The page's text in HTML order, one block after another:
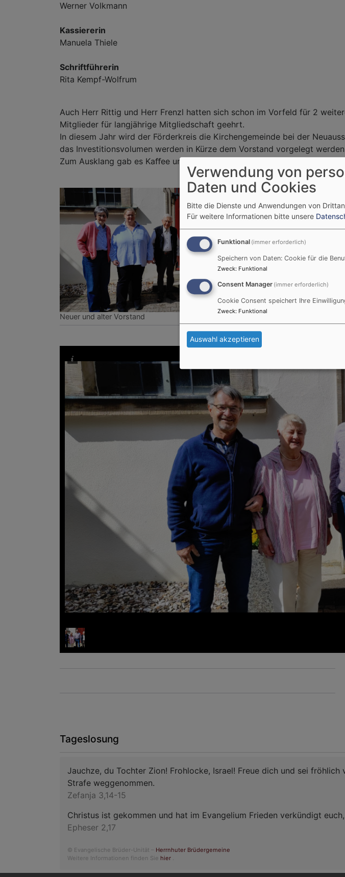
Werner Volkmann
Kassiererin
Manuela Thiele
Schriftführerin
Rita Kempf-Wolfrum
Auch Herr Rittig und Herr Frenzl hatten sich schon im Vorfeld für 2
Mitglieder für langjährige Mitgliedschaft geehrt.
In diesem Jahr wird der Förderkreis die Kirchengemeinde bei der
das Investitionsvolumen werden in Kürze dem Vorstand vorgelegt
Zum Ausklang gab es Kaﬀee und Kuchen.
Neuer und alter Vorstand
Tageslosung
Jauchze, du Tochter Zion! Frohlocke, Israel! Freue dich und sei
Strafe weggenommen.
Zefanja 3,14-15
Christus ist gekommen und hat im Evangelium Frieden verkündigt
Epheser 2,17
© Evangelische Brüder-Unität – Herrnhuter Brüdergemeine
Weitere Informationen finden Sie hier
Verwendung von
Daten und Cookies
Bitte die Dienste und Anwendungen von
Für weitere Informationen bitte unsere
Funktional (immer erforderlich)
Speichern von Daten: Cookie für die
Zweck: Funktional
Consent Manager (immer erforderlich)
Cookie Consent speichert Ihre
Zweck: Funktional
Auswahl akzeptieren